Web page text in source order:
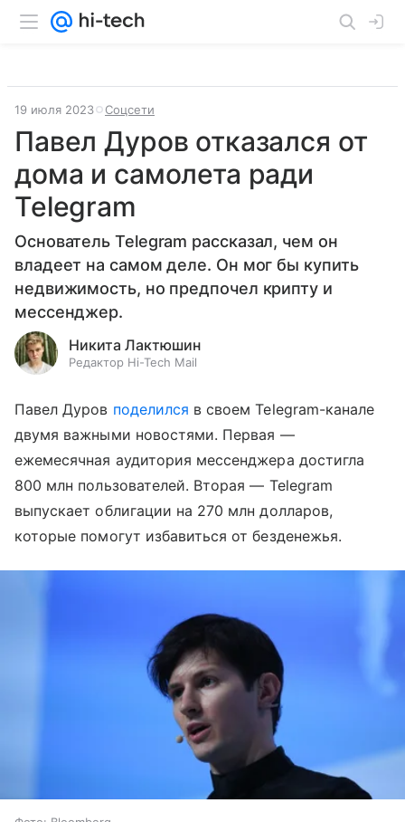
19 июля 2023 Соцсети
Павел Дуров отказался от
дома и самолета ради
Telegram
Основатель Telegram рассказал, чем он
владеет на самом деле. Он мог бы купить
недвижимость, но предпочел крипту и
мессенджер.
Никита Лактюшин
Редактор Hi-Tech Mail
Павел Дуров поделился в своем Telegram-канале
двумя важными новостями. Первая —
ежемесячная аудитория мессенджера достигла
800 млн пользователей. Вторая — Telegram
выпускает облигации на 270 млн долларов,
которые помогут избавиться от безденежья.